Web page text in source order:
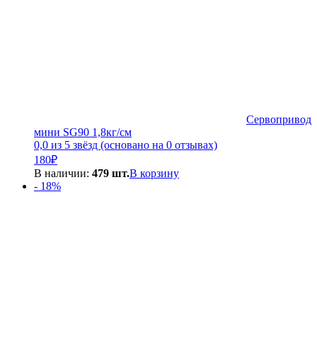
Сервопривод
мини SG90 1,8кг/см
0,0 из 5 звёзд (основано на 0 отзывах)
180₽
В наличии: 479 шт.В корзину
- 18%